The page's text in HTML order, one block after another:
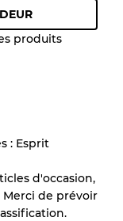
de
jusqu'à
produits
: Esprit
d'occasion,
Merci de prévoir